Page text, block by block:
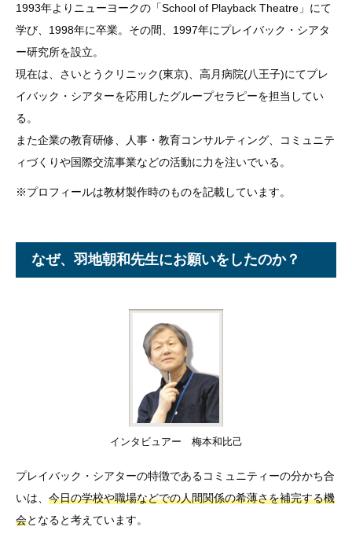
1993年よりニューヨークの「School of Playback Theatre」にて
学び、1998年に卒業。 その間、1997年にプレイバック・シアタ
ー研究所を設立。
現在は、さいとうクリニック(東京)、高月病院(八王子)にてプレ
イバック・シアターを応用したグループセラピーを担当してい
る。
また企業の教育研修、人事・教育コンサルティング、コミュニテ
ィづくりや国際交流事業などの活動に力を注いでいる。
※プロフィールは教材製作時のものを記載しています。
なぜ、羽地朝和先生にお願いをしたのか？
インタビュアー 梅本和比己
プレイバック・シアターの特徴であるコミュニティーの分かち合
いは、 今日の学校や職場などでの人間関係の希薄さを補完する機
会となると考えています。